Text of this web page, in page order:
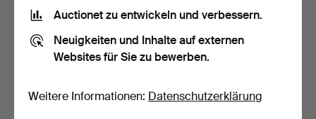
Sie können auch inBeendete Auktionen aus unserem
suchen.
Auctionet zu entwickeln und verbessern.
Neuigkeiten und Inhalte auf externen
Websites für Sie zu bewerben.
Weitere Informationen: Datenschutzerklärung